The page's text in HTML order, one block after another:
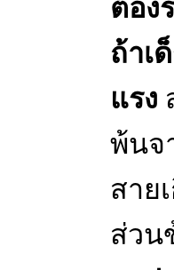
ต้อง
ถ้าเ
แรง
พ้นจ
สาย
ส่วน